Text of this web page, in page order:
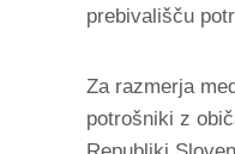
prebivališču
Za razmerja
potrošniki z